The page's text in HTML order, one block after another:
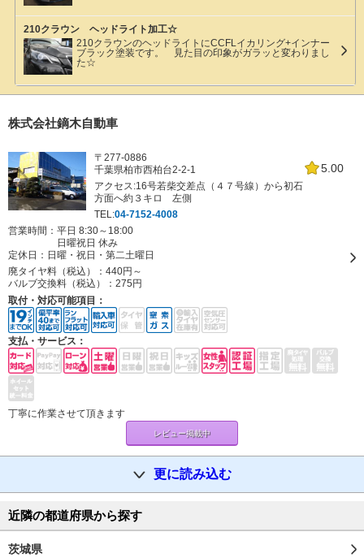
210クラウン ヘッドライト加工☆
210クラウンのヘッドライトにCCFLイカリング+インナー
ブラック塗装です。 見た目の印象がガラッと変わりまし
た☆
株式会社鏑木自動車
5.00
〒277-0886
千葉県柏市西柏台2-2-1
アクセス:16号若柴交差点（４７号線）から初石
方面へ約３キロ 左側
TEL:04-7152-4008
営業時間：平日 8:30～18:00
日曜祝日 休み
定休日： 日曜・祝日・第二土曜日
廃タイヤ料（税込）： 440円～
バルブ交換料（税込）： 275円
取付・対応可能項目：
支払・サービス：
丁寧に作業させて頂きます
レビュー掲載中
更に読み込む
近隣の都道府県から探す
茨城県